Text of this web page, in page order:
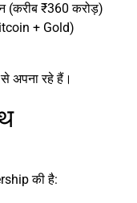
(करीब ₹360 करोड़)
+ Gold)
अपना रहे हैं।
की है: